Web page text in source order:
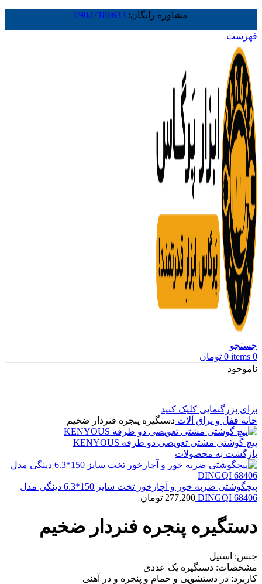
مشاوره رایگان: 09027186633
فهرست
جستجو
0
items
0 تومان
ناموجود
برای بزرگنمایی کلیک کنید
خانه قفل و یراق آلات دستگیره پنجره فنردار ضخیم
پیچ گوشتی مشتی تعویضی دو طرفه KENYOUS
بازگشت به محصولات
پیچگوشتی ضربه خور و آچارخور تخت سایز 150*6.3 دینگی مدل
68406 DINGQI
277,200 تومان
دستگیره پنجره فنردار ضخیم
جنس: استیل
مشخصات: دستگیره یک عددی
کاربرد: در دستشویی و حمام و پنجره و در آهنی